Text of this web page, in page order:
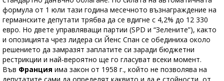
формула от 1 юли тази година месечното възнаграждение на
германските депутати трябва да се вдигне с 4,2% до 12 330
евро. Но двете управляващи партии (SPD и “Зелените”), както
и опозицията чрез лидера си Йенс Спан се обединиха около
решението да замразят заплатите си заради бюджетни
рестрикции и най-вероятно ще го гласуват всеки момент.
Във Франция има закон от 1958 г., който не позволява на